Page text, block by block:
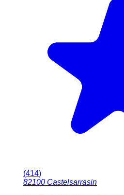
(414)
82100 Castelsarrasin